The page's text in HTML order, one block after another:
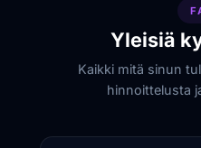
Yleisiä
Kaikki mitä sinun
hinnoittelusta